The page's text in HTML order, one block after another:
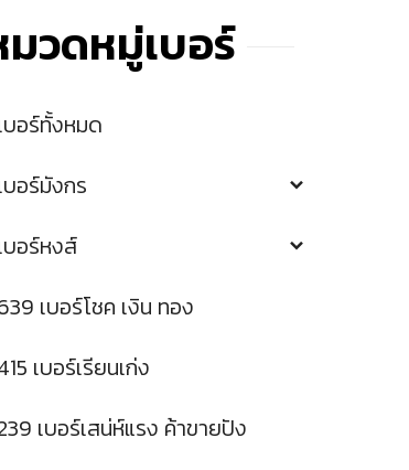
วดหมู่เบอร์
บอร์ทั้งหมด
บอร์มังกร
บอร์หงส์
เบอร์โชค เงิน ทอง
เบอร์เรียนเก่ง
เบอร์เสน่ห์แรง ค้าขายปัง